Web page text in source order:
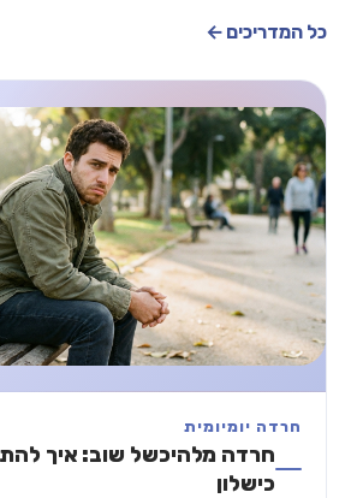
כל המדריכים ←
חרדה יומיומית
חרדה מלהיכשל שוב: איך
כישלון